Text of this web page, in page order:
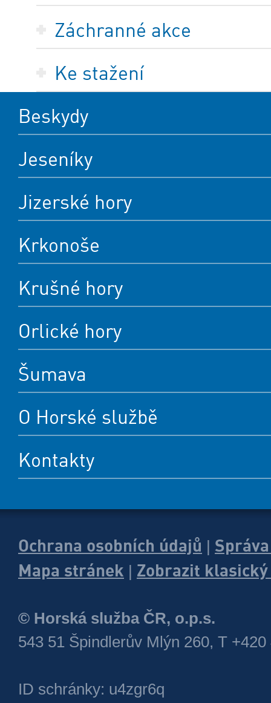
Záchranné akce
Ke stažení
Beskydy
Jeseníky
Jizerské hory
Krkonoše
Krušné hory
Orlické hory
Šumava
O Horské službě
Kontakty
Ochrana osobních údajů
Mapa stránek
Zobrazit
© Horská služba ČR, o.p.s.
543 51 Špindlerův Mlýn 260, T +420
ID schránky: u4zgr6q